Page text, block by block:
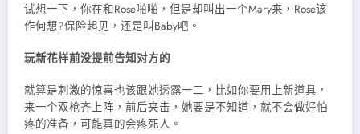
试想一下，你在和Rose啪啪，但是却叫出一个Mary来，Rose该
作何想?保险起见，还是叫Baby吧。
玩新花样前没提前告知对方的
就算是刺激的惊喜也该跟她透露一二，比如你要用上新道具，
来一个双枪齐上阵，前后夹击，她要是不知道，就不会做好怕
疼的准备，可能真的会疼死人。